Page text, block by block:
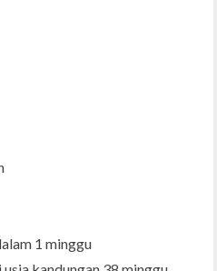
1 minggu